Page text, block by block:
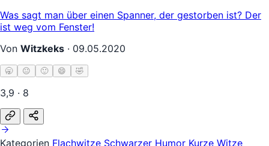
Was sagt man über einen Spanner, der gestorben ist? Der
ist weg vom Fenster!
Von Witzkeks · 09.05.2020
🥱 😐 🙂 😄 🤣
3,9 · 8
Kategorien Flachwitze Schwarzer Humor Kurze Witze